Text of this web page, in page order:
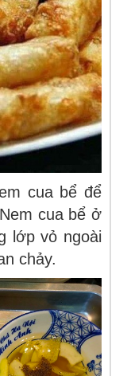
cua bể để
cua bể ở
lớp vỏ ngoài
chảy.